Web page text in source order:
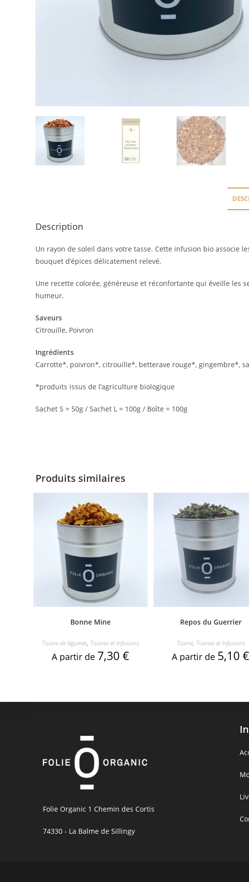
Description
Un rayon de soleil dans votre tasse. Cette infusion bio associe
bouquet d’épices délicatement relevé.
Une recette colorée, généreuse et réconfortante qui éveille les
humeur.
Saveurs
Citrouille, Poivron
Ingrédients
Carrotte*, poivron*, citrouille*, betterave rouge*, gingembre*,
*produits issus de l’agriculture biologique
Sachet S = 50g / Sachet L = 100g / Boîte = 100g
Produits similaires
Bonne Mine
Tisane de légumes, Tisanes et Infusions
A partir de 7,30 €
Repos du Guerrier
Tisane, Tisanes et Infusions
A partir de 5,10 €
Folie Organic 1 Chemin des Cortis
74330 - La Balme de Sillingy